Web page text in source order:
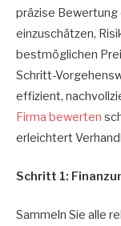
präzise
einzuschätzen,
bestmöglichen
Schritt-
effizient,
Firma bewerten
erleichtert
Schritt 1:
Sammeln Sie alle